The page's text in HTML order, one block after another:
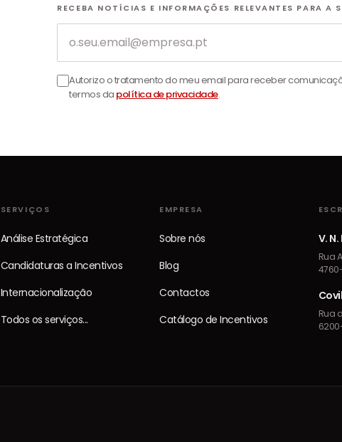
RECEBA NOTÍCIAS E INFORMAÇÕES RELEVANTES PARA A
Email
Autorizo o tratamento do meu email para receber
termos da política de privacidade.
SERVIÇOS
Análise Estratégica
Candidaturas a Incentivos
Internacionalização
Todos os serviços...
EMPRESA
Sobre nós
Blog
Contactos
Catálogo de Incentivos
V.
Rua
4760-
Rua